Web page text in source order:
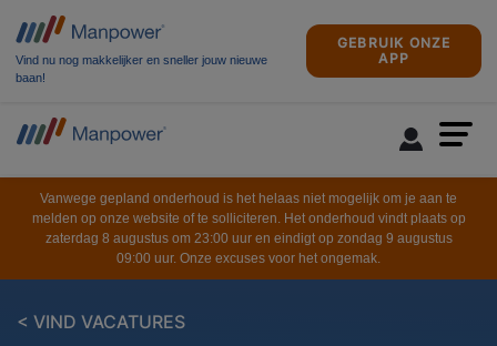
Vind nu nog makkelijker en sneller jouw nieuwe
baan!
GEBRUIK ONZE
APP
Vanwege gepland onderhoud is het helaas niet mogelijk om je aan te
melden op onze website of te solliciteren. Het onderhoud vindt plaats op
zaterdag 8 augustus om 23:00 uur en eindigt op zondag 9 augustus
09:00 uur. Onze excuses voor het ongemak.
< VIND VACATURES